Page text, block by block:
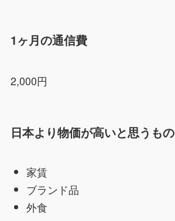
1ヶ月の通信費
2,000円
日本より物価が高いと思うもの
家賃
ブランド品
外食